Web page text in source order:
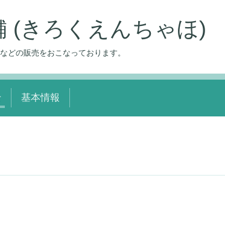
(きろくえんちゃほ)
どの販売をおこなっております。
基本情報